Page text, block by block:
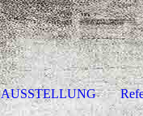
AUSSTELLUNG